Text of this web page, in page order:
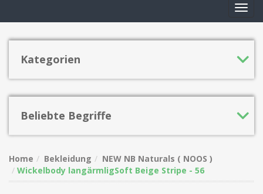
Kategorien
Beliebte Begriffe
Home Bekleidung
NEW NB Naturals ( NOOS )
Wickelbody langärmligSoft Beige Stripe - 56